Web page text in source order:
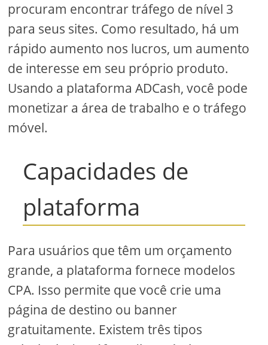
procuram encontrar tráfego de nível 3
para seus sites. Como resultado, há um
rápido aumento nos lucros, um aumento
de interesse em seu próprio produto.
Usando a plataforma ADCash, você pode
monetizar a área de trabalho e o tráfego
móvel.
Capacidades de
plataforma
Para usuários que têm um orçamento
grande, a plataforma fornece modelos
CPA. Isso permite que você crie uma
página de destino ou banner
gratuitamente. Existem três tipos